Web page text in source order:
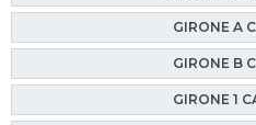
GIRONE A
GIRONE B
GIRONE 1